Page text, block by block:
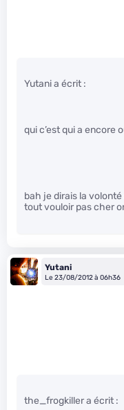
Yutani a écrit :
qui c’est qui a encore
bah je dirais la
tout vouloir pas cher
Yutani
Le 23/08/2012 à 06h36
the_frogkiller a écrit :